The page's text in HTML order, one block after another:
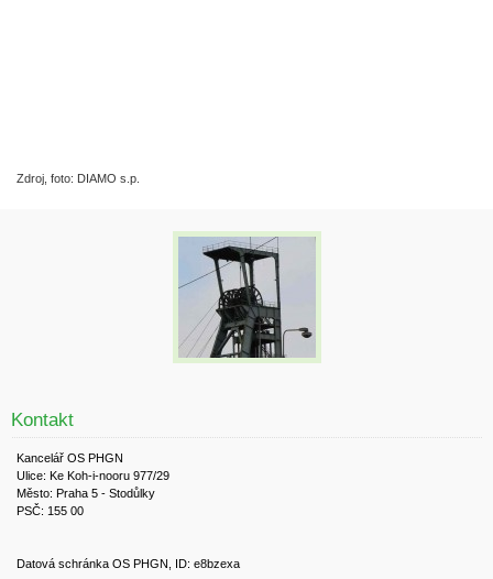
Zdroj, foto: DIAMO s.p.
Kontakt
Kancelář OS PHGN
Ulice: Ke Koh-i-nooru 977/29
Město: Praha 5 - Stodůlky
PSČ: 155 00
Datová schránka OS PHGN, ID: e8bzexa